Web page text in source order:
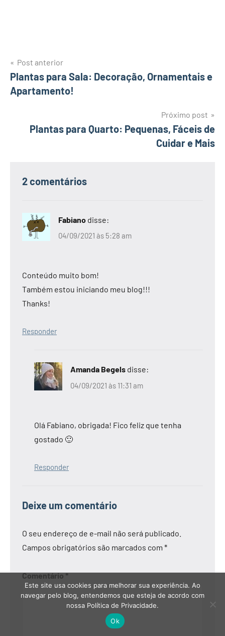
Navegação
de
Post anterior
Plantas para Sala: Decoração, Ornamentais e
Apartamento!
Próximo post
Plantas para Quarto: Pequenas, Fáceis de
Cuidar e Mais
2 comentários
Fabiano disse:
04/09/2021 às 5:28 am
Conteúdo muito bom!
Também estou iniciando meu blog!!!
Thanks!
Responder
Amanda Begels disse:
04/09/2021 às 11:31 am
Olá Fabiano, obrigada! Fico feliz que tenha
gostado 🙂
Responder
Deixe um comentário
O seu endereço de e-mail não será publicado.
Campos obrigatórios são marcados com *
Comentário*
Este site usa cookies para melhorar sua experiência. Ao
navegar pelo blog, entendemos que esteja de acordo com
nossa Política de Privacidade.
Ok